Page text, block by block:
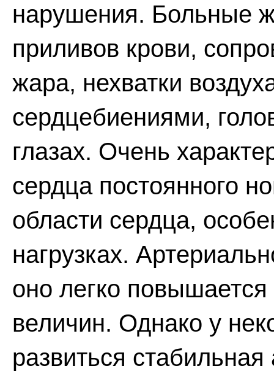
нарушения. Больные
приливов крови,
жара, нехватки
сердцебиениями,
глазах. Очень
сердца постоянного
области сердца,
нагрузках.
оно легко
величин. Однако у
развиться